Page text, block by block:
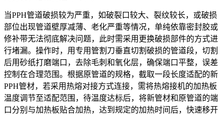
当PPH管道破损较为严重，如破裂口较大、裂纹较长，或破损
部位出现管道壁厚减薄、老化严重等情况，单纯依靠密封胶或
修补带无法彻底解决问题，此时需采用更换破损部件的方式进
行堵漏。操作时，用专用管割刀垂直切割破损的管道段，切割
后用砂纸打磨端口，去除毛刺和氧化层，确保端口平整，误差
控制在合理范围。根据原管道的规格，截取一段长度适配的新
PPH管材，若采用热熔对接方式连接，需将热熔接机的加热板
温度调节至适配范围，待温度达标后，将新管材和原管道的端
口分别与加热板贴合加热，达到规定的加热时间后，快速移开